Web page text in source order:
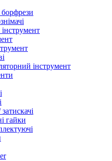
інструмент
гайки